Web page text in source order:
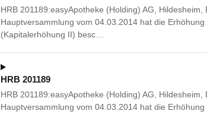
HRB 201189:easyApotheke (Holding) AG,
Hauptversammlung vom 04.03.2014 hat die
(Kapitalerhöhung II) besc…
HRB 201189
HRB 201189:easyApotheke (Holding) AG,
Hauptversammlung vom 04.03.2014 hat die